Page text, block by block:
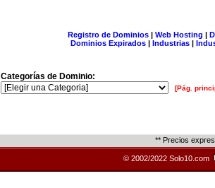
Registro de Dominios| Web Hosting |
Dominios Expirados | Industrias |
Categorías de Dominio:
[Pág.
** Precios
© 2002/2022 Solo10.com